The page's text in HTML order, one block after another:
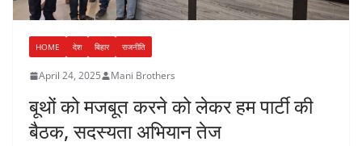
HOME देश बिहार राजनीति
April 24, 2025 Mani Brothers
बूथों को मजबूत करने को लेकर हम पार्टी की
बैठक, सदस्यता अभियान तेज